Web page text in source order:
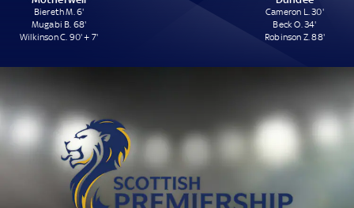
Biereth M. 6'
Mugabi B. 68'
Wilkinson C. 90' + 7'
Cameron L. 30'
Beck O. 34'
Robinson Z. 88'